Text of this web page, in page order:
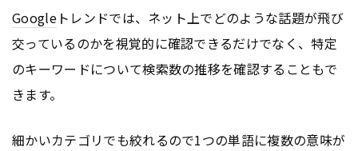
Googleトレンドでは、ネット上でどのような話題が飛び
交っているのかを視覚的に確認できるだけでなく、特定
のキーワードについて検索数の推移を確認することもで
きます。
細かいカテゴリでも絞れるので1つの単語に複数の意味が